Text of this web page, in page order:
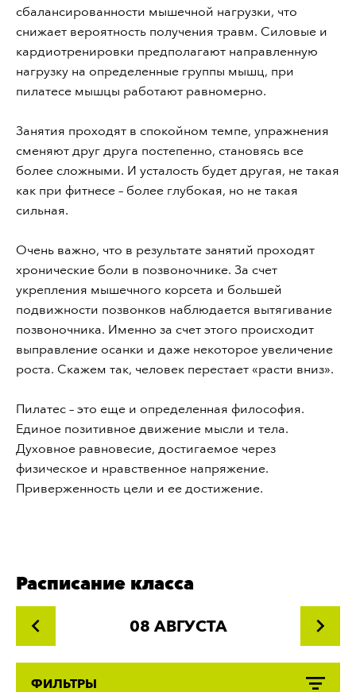
сбалансированности мышечной нагрузки, что
снижает вероятность получения травм. Силовые и
кардиотренировки предполагают направленную
нагрузку на определенные группы мышц, при
пилатесе мышцы работают равномерно.
Занятия проходят в спокойном темпе, упражнения
сменяют друг друга постепенно, становясь все
более сложными. И усталость будет другая, не такая
как при фитнесе – более глубокая, но не такая
сильная.
Очень важно, что в результате занятий проходят
хронические боли в позвоночнике. За счет
укрепления мышечного корсета и большей
подвижности позвонков наблюдается вытягивание
позвоночника. Именно за счет этого происходит
выправление осанки и даже некоторое увеличение
роста. Скажем так, человек перестает «расти вниз».
Пилатес – это еще и определенная философия.
Единое позитивное движение мысли и тела.
Духовное равновесие, достигаемое через
физическое и нравственное напряжение.
Приверженность цели и ее достижение.
Расписание класса
08 АВГУСТА
ФИЛЬТРЫ